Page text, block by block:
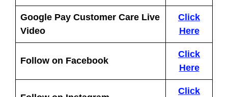
Google Pay Customer Care Live
Video
Click
Here
Follow on Facebook
Click
Here
Click